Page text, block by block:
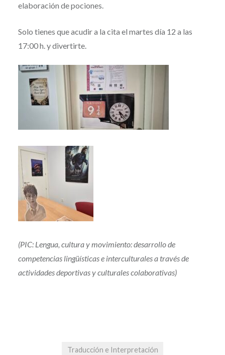
elaboración de pociones.
Solo tienes que acudir a la cita el martes día 12 a las
17:00 h. y divertirte.
(PIC: Lengua, cultura y movimiento: desarrollo de
competencias lingüísticas e interculturales a través de
actividades deportivas y culturales colaborativas)
Traducción e Interpretación